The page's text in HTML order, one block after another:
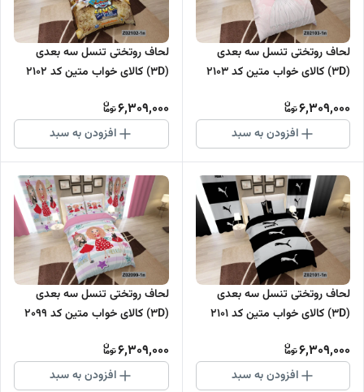
لحاف روتختی تنسل سه بعدی
(3D) کالای خواب متین کد 2103
6,309,000
افزودن به سبد
لحاف روتختی تنسل سه بعدی
(3D) کالای خواب متین کد 2102
6,309,000
افزودن به سبد
لحاف روتختی تنسل سه بعدی
(3D) کالای خواب متین کد 2101
6,309,000
افزودن به سبد
لحاف روتختی تنسل سه بعدی
(3D) کالای خواب متین کد 2099
6,309,000
افزودن به سبد